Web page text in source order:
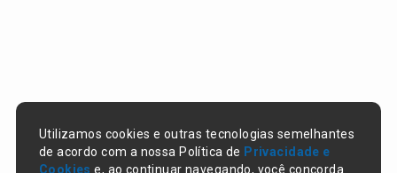
Utilizamos cookies e outras tecnologias semelhantes
de acordo com a nossa Política de Privacidade e
Cookies e, ao continuar navegando, você concorda